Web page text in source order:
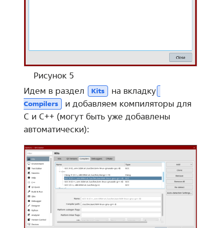
Рисунок 5
Идем в раздел
Kits на вкладку
Compilers
и добавляем компиляторы для
C и C++ (могут быть уже добавлены
автоматически):